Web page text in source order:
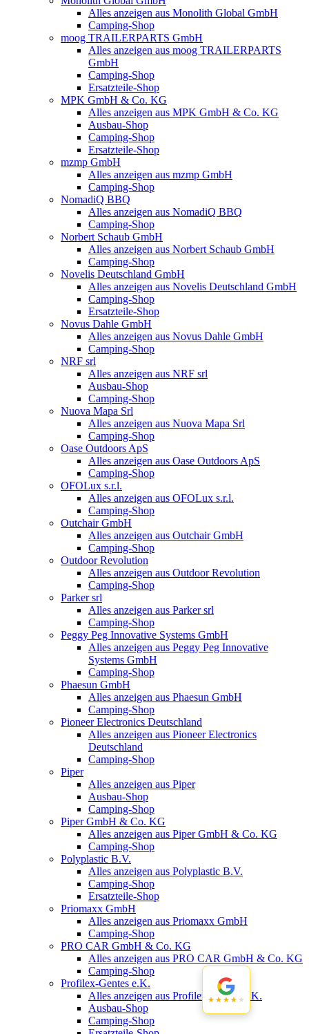
Alles anzeigen aus Monolith Global GmbH
Camping-Shop
moog TRAILERPARTS GmbH
Alles anzeigen aus moog TRAILERPARTS
GmbH
Camping-Shop
Ersatzteile-Shop
MPK GmbH & Co. KG
Alles anzeigen aus MPK GmbH & Co. KG
Ausbau-Shop
Camping-Shop
Ersatzteile-Shop
mzmp GmbH
Alles anzeigen aus mzmp GmbH
Camping-Shop
NomadiQ BBQ
Alles anzeigen aus NomadiQ BBQ
Camping-Shop
Norbert Schaub GmbH
Alles anzeigen aus Norbert Schaub GmbH
Camping-Shop
Novelis Deutschland GmbH
Alles anzeigen aus Novelis Deutschland GmbH
Camping-Shop
Ersatzteile-Shop
Novus Dahle GmbH
Alles anzeigen aus Novus Dahle GmbH
Camping-Shop
NRF srl
Alles anzeigen aus NRF srl
Ausbau-Shop
Camping-Shop
Nuova Mapa Srl
Alles anzeigen aus Nuova Mapa Srl
Camping-Shop
Oase Outdoors ApS
Alles anzeigen aus Oase Outdoors ApS
Camping-Shop
OFOLux s.r.l.
Alles anzeigen aus OFOLux s.r.l.
Camping-Shop
Outchair GmbH
Alles anzeigen aus Outchair GmbH
Camping-Shop
Outdoor Revolution
Alles anzeigen aus Outdoor Revolution
Camping-Shop
Parker srl
Alles anzeigen aus Parker srl
Camping-Shop
Peggy Peg Innovative Systems GmbH
Alles anzeigen aus Peggy Peg Innovative
Systems GmbH
Camping-Shop
Phaesun GmbH
Alles anzeigen aus Phaesun GmbH
Camping-Shop
Pioneer Electronics Deutschland
Alles anzeigen aus Pioneer Electronics
Deutschland
Camping-Shop
Piper
Alles anzeigen aus Piper
Ausbau-Shop
Camping-Shop
Piper GmbH & Co. KG
Alles anzeigen aus Piper GmbH & Co. KG
Camping-Shop
Polyplastic B.V.
Alles anzeigen aus Polyplastic B.V.
Camping-Shop
Ersatzteile-Shop
Priomaxx GmbH
Alles anzeigen aus Priomaxx GmbH
Camping-Shop
PRO CAR GmbH & Co. KG
Alles anzeigen aus PRO CAR GmbH & Co. KG
Camping-Shop
Profilex-Gentes e.K.
Alles anzeigen aus Profilex-Gentes e.K.
Ausbau-Shop
Camping-Shop
★★★★★
★★★★★